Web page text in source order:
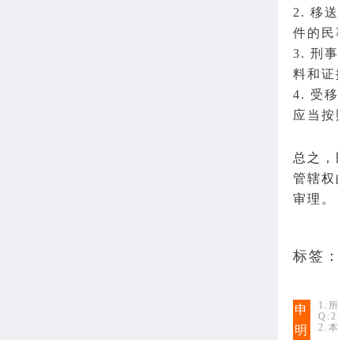
2. 移
件的民
3. 刑
料和证
4. 受
应当按
总之
管辖
审理。
标签：
申
明
1.
2.